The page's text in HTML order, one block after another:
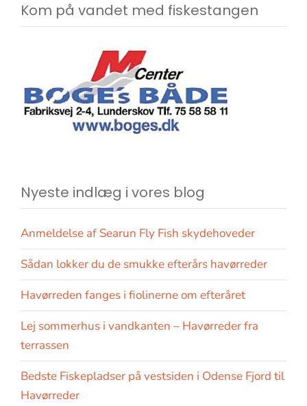
Kom på vandet med fiskestangen
Nyeste indlæg i vores blog
Anmeldelse af Searun Fly Fish skydehoveder
Sådan lokker du de smukke efterårs havørreder
Havørreden fanges i fiolinerne om efteråret
Lej sommerhus i vandkanten – Havørreder fra
terrassen
Bedste Fiskepladser på vestsiden i Odense Fjord til
Havørreder